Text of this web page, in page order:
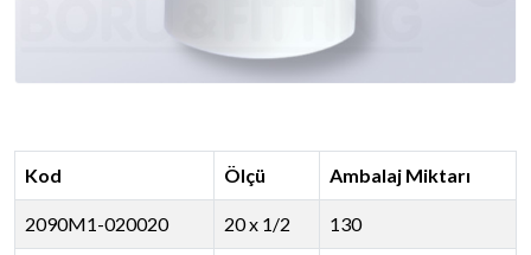
Kod Ölçü Ambalaj Miktarı
2090M1-020020 20 x 1/2 130